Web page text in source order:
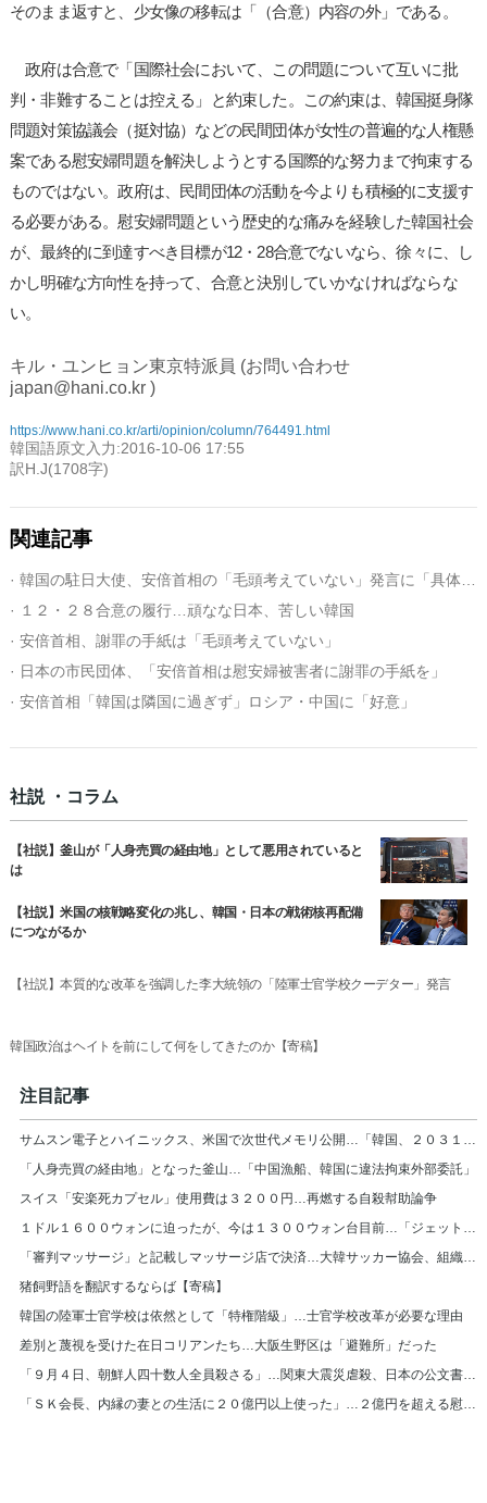
そのまま返すと、少女像の移転は「（合意）内容の外」である。
政府は合意で「国際社会において、この問題について互いに批
判・非難することは控える」と約束した。この約束は、韓国挺身隊
問題対策協議会（挺対協）などの民間団体が女性の普遍的な人権懸
案である慰安婦問題を解決しようとする国際的な努力まで拘束する
ものではない。政府は、民間団体の活動を今よりも積極的に支援す
る必要がある。慰安婦問題という歴史的な痛みを経験した韓国社会
が、最終的に到達すべき目標が12・28合意でないなら、徐々に、し
かし明確な方向性を持って、合意と決別していかなければならな
い。
キル・ユンヒョン東京特派員 (お問い合わせ
japan@hani.co.kr )
https://www.hani.co.kr/arti/opinion/column/764491.html
韓国語原文入力:2016-10-06 17:55
訳H.J(1708字)
関連記事
· 韓国の駐日大使、安倍首相の「毛頭考えていない」発言に「具体的言及控えたい」
· １２・２８合意の履行…頑なな日本、苦しい韓国
· 安倍首相、謝罪の手紙は「毛頭考えていない」
· 日本の市民団体、「安倍首相は慰安婦被害者に謝罪の手紙を」
· 安倍首相「韓国は隣国に過ぎず」ロシア・中国に「好意」
社説 ・コラム
【社説】釜山が「人身売買の経由地」として悪用されていると
は
【社説】米国の核戦略変化の兆し、韓国・日本の戦術核再配備
につながるか
【社説】本質的な改革を強調した李大統領の「陸軍士官学校クーデター」発言
韓国政治はヘイトを前にして何をしてきたのか【寄稿】
注目記事
サムスン電子とハイニックス、米国で次世代メモリ公開…「韓国、２０３１年まで首位」
「人身売買の経由地」となった釜山…「中国漁船、韓国に違法拘束外部委託」
スイス「安楽死カプセル」使用費は３２００円…再燃する自殺幇助論争
１ドル１６００ウォンに迫ったが、今は１３００ウォン台目前…「ジェットコースター」
「審判マッサージ」と記載しマッサージ店で決済…大韓サッカー協会、組織的に審判接待
猪飼野語を翻訳するならば【寄稿】
韓国の陸軍士官学校は依然として「特権階級」…士官学校改革が必要な理由
差別と蔑視を受けた在日コリアンたち…大阪生野区は「避難所」だった
「９月４日、朝鮮人四十数人全員殺さる」…関東大震災虐殺、日本の公文書また見つかる
「ＳＫ会長、内縁の妻との生活に２０億円以上使った」…２億円を超える慰謝料の顛末